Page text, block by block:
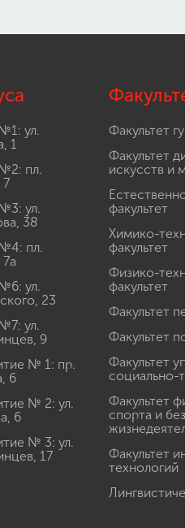
ул.
1
пл.
ул.
38
пл.
ул.
23
ул.
9
№ 1: пр.
6
№ 2: ул.
6
№ 3: ул.
17
Факультет
Факультет
искусств и
факультет
Химико-
факультет
Физико-
факультет
Факультет
Факультет
Факультет
социально-
Факультет
спорта и
Факультет
технологий